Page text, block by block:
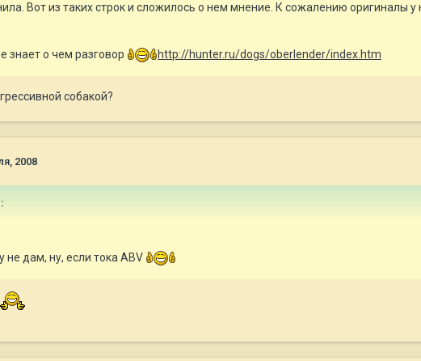
Вот из таких строк и сложилось о нем мнение. К сожалению оригиналы у
знает о чем разговор http://hunter.ru/dogs/oberlender/index.htm
собакой?
2008
не дам, ну, если тока ABV